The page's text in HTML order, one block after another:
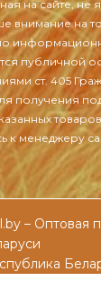
– Оптовая